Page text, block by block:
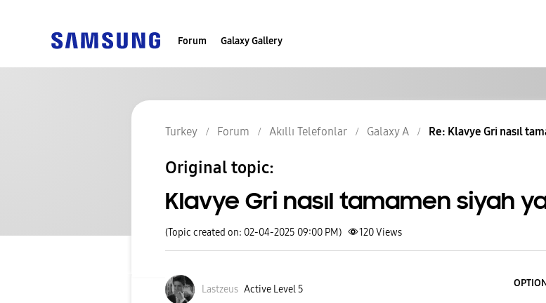
Forum Galaxy Gallery
Turkey Forum Akıllı Telefonlar Galaxy A Re: Klavye Gri nasıl
Original topic:
Klavye Gri nasıl tamamen siyah
(Topic created on: 02-04-2025 09:00 PM) 120Views
Lastzeus Active Level 5